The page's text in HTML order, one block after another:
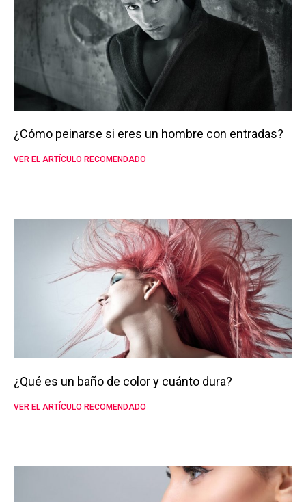
¿Cómo peinarse si eres un hombre con entradas?
VER EL ARTÍCULO RECOMENDADO
¿Qué es un baño de color y cuánto dura?
VER EL ARTÍCULO RECOMENDADO